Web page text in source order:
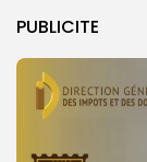
PUBLICITE